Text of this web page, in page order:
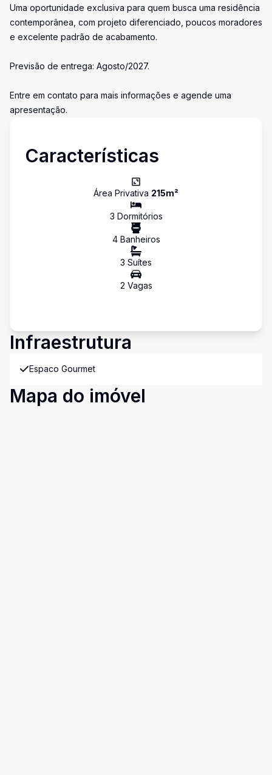
Uma oportunidade exclusiva para quem busca uma residência
contemporânea, com projeto diferenciado, poucos moradores
e excelente padrão de acabamento.
Previsão de entrega: Agosto/2027.
Entre em contato para mais informações e agende uma
apresentação.
Características
Área Privativa 215m²
3 Dormitórios
4Banheiros
3 Suítes
2 Vagas
Infraestrutura
Espaco Gourmet
Mapa do imóvel